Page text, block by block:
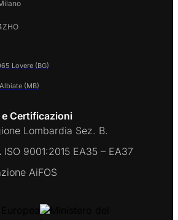
Lovere (BG)
(MB)
Certificazioni
Lombardia Sez. B.
9001:2015 EA35 – EA37
AiFOS